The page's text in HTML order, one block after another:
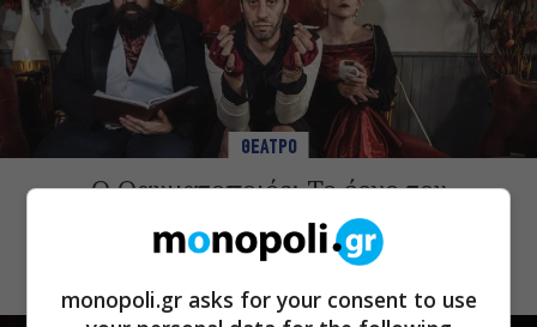
ΘΕΑΤΡΟ
Ο Θαυματοποιός: Το έργο του
πολυβραβευμένου Brian Friel τον
Οκτώβριο στο Θέατρο Μπέλλος
monopoli.gr asks for your consent to use